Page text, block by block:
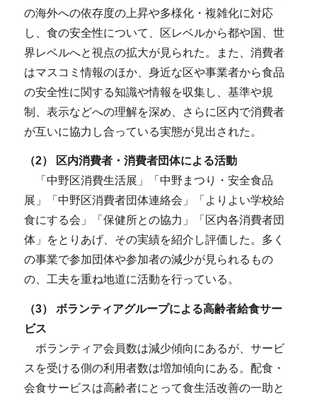
の海外への依存度の上昇や多様化・複雑化に対応
し、食の安全性について、区レベルから都や国、世
界レベルへと視点の拡大が見られた。また、消費者
はマスコミ情報のほか、身近な区や事業者から食品
の安全性に関する知識や情報を収集し、基準や規
制、表示などへの理解を深め、さらに区内で消費者
が互いに協力し合っている実態が見出された。
（2） 区内消費者・消費者団体による活動
「中野区消費生活展」「中野まつり・安全食品
展」「中野区消費者団体連絡会」「よりよい学校給
食にする会」「保健所との協力」「区内各消費者団
体」をとりあげ、その実績を紹介し評価した。多く
の事業で参加団体や参加者の減少が見られるもの
の、工夫を重ね地道に活動を行っている。
（3） ボランティアグループによる高齢者給食サー
ビス
ボランティア会員数は減少傾向にあるが、サービ
スを受ける側の利用者数は増加傾向にある。配食・
会食サービスは高齢者にとって食生活改善の一助と